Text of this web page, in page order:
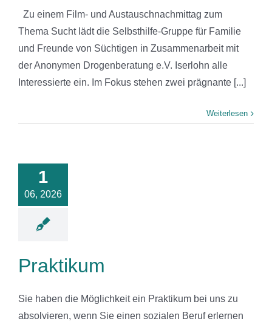
‎ ‎ Zu einem Film- und Austauschnachmittag zum
Thema Sucht lädt die Selbsthilfe-Gruppe für Familie
und Freunde von Süchtigen in Zusammenarbeit mit
der Anonymen Drogenberatung e.V. Iserlohn alle
Interessierte ein. Im Fokus stehen zwei prägnante [...]
Weiterlesen
1
06, 2026
Praktikum
Sie haben die Möglichkeit ein Praktikum bei uns zu
absolvieren, wenn Sie einen sozialen Beruf erlernen